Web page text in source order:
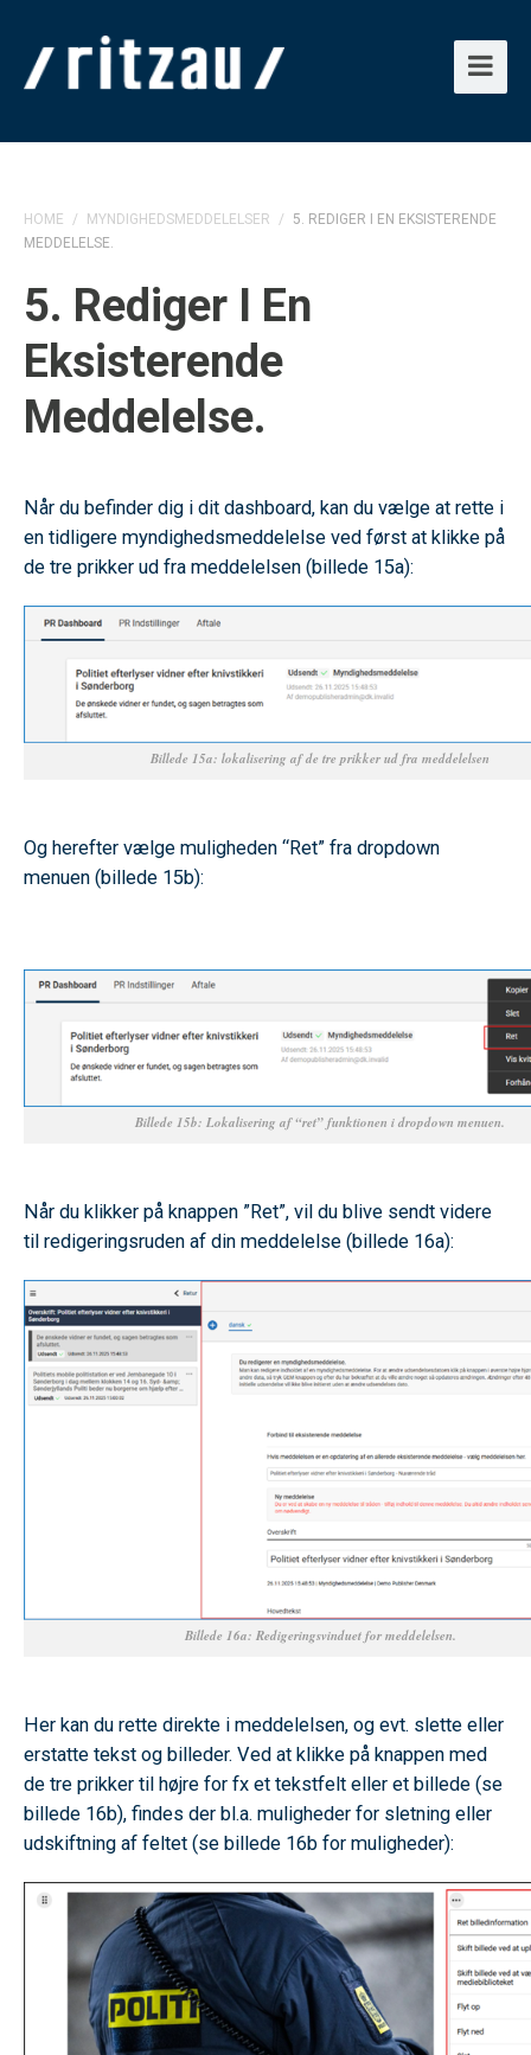
HOME / MYNDIGHEDSMEDDELELSER /
5. REDIGER I EN EKSISTERENDE
MEDDELELSE.
5. Rediger I En
Eksisterende
Meddelelse.
Når du befinder dig i dit dashboard, kan du vælge at rette i
en tidligere myndighedsmeddelelse ved først at klikke på
de tre prikker ud fra meddelelsen (billede 15a):
Billede 15a: lokalisering af de tre prikker ud fra meddelelsen
Og herefter vælge muligheden “Ret” fra dropdown
menuen (billede 15b):
Billede 15b: Lokalisering af “ret” funktionen i dropdown menuen.
Når du klikker på knappen ”Ret”, vil du blive sendt videre
til redigeringsruden af din meddelelse (billede 16a):
Billede 16a: Redigeringsvinduet for meddelelsen.
Her kan du rette direkte i meddelelsen, og evt. slette eller
erstatte tekst og billeder. Ved at klikke på knappen med
de tre prikker til højre for fx et tekstfelt eller et billede (se
billede 16b), findes der bl.a. muligheder for sletning eller
udskiftning af feltet (se billede 16b for muligheder):